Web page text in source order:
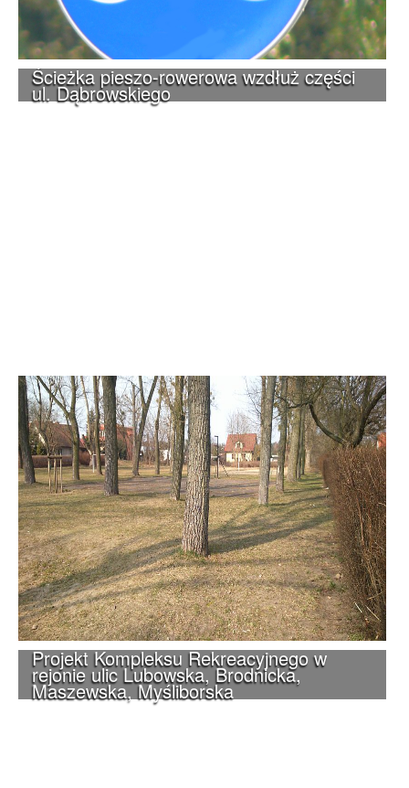
Ścieżka pieszo-rowerowa wzdłuż części
ul. Dąbrowskiego
Projekt Kompleksu Rekreacyjnego w
rejonie ulic Lubowska, Brodnicka,
Maszewska, Myśliborska